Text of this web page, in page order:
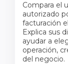
Compara el
autorizado
facturación
Explica sus
ayudar a
operación,
del negocio.